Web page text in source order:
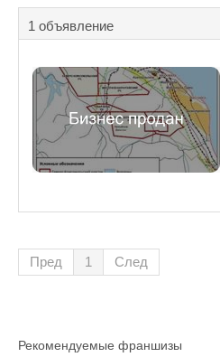
1 объявление
Пред 1 След
Рекомендуемые франшизы